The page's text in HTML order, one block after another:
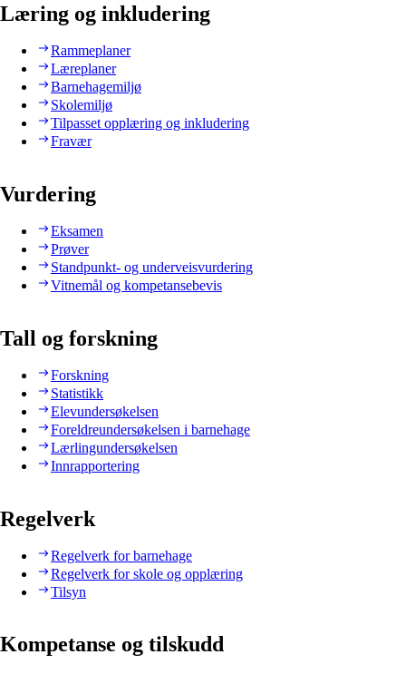
Læring og inkludering
Rammeplaner
Læreplaner
Barnehagemiljø
Skolemiljø
Tilpasset opplæring og inkludering
Fravær
Vurdering
Eksamen
Prøver
Standpunkt- og underveisvurdering
Vitnemål og kompetansebevis
Tall og forskning
Forskning
Statistikk
Elevundersøkelsen
Foreldreundersøkelsen i barnehage
Lærlingundersøkelsen
Innrapportering
Regelverk
Regelverk for barnehage
Regelverk for skole og opplæring
Tilsyn
Kompetanse og tilskudd